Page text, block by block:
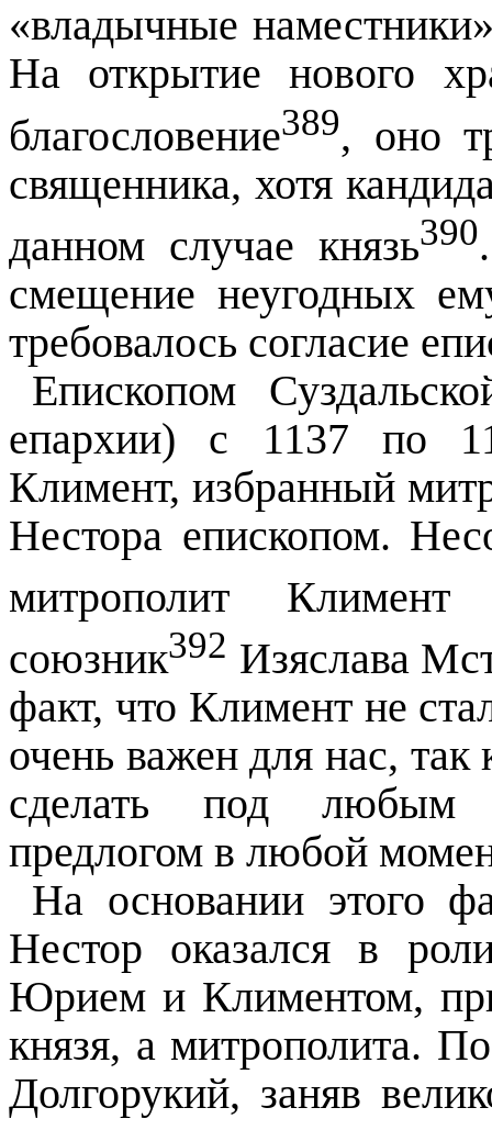
«владычные
На открытие нового
благословение389, оно
священника, хотя
данном случае князь390
смещение неугодных
требовалось согласие
Епископом
епархии) с 1137 по
Климент, избранный
Нестора епископом.
митрополит Климент
союзник392 Изяслава
факт, что Климент не
очень важен для нас,
сделать под любым
предлогом в любой
На основании этого
Нестор оказался в
Юрием и Климентом,
князя, а митрополита.
Долгорукий, заняв